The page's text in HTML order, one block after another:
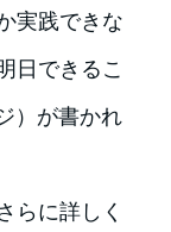
実践できな
日できるこ
）が書かれ
らに詳しく